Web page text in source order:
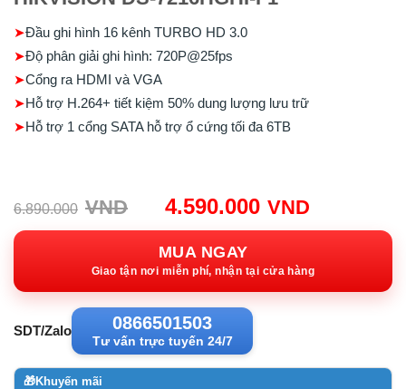
➤Đầu ghi hình 16 kênh TURBO HD 3.0
➤Độ phân giải ghi hình: 720P@25fps
➤Cổng ra HDMI và VGA
➤Hỗ trợ H.264+ tiết kiệm 50% dung lượng lưu trữ
➤Hỗ trợ 1 cổng SATA hỗ trợ ổ cứng tối đa 6TB
6.890.000 VND
Giá
gốc:
6.890.000VND.
4.590.000 VND
hiện
MUA NGAY
Giao tận nơi miễn phí, nhận tại cửa hàng
SDT/Zalo 0866501503
Tư vấn trực tuyến 24/7
🎁Khuyến mãi